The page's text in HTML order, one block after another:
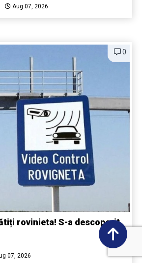
Aug 07, 2026
0
rovinieta! S-a descoperit
07, 2026